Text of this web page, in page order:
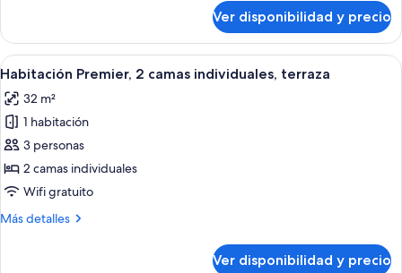
terraza
Premier,
cama
size,
terraza
Ver disponibilidad y precio
Ver
todas
las
fotos
de
Habitación
Premier,
camas
Habitación de hotel con dos camas,
6
Habitación Premier, 2 camas individuales, terraza
32 m²
1 habitación
3 personas
2 camas individuales
Wifi gratuito
Más detalles
Más
Ver disponibilidad y precio